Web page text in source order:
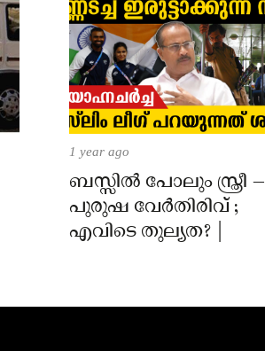
1 year ago
ബസ്സിൽ പോലും സ്ത്രീ –
പുരുഷ വേർതിരിവ് ;
എവിടെ തുല്യത? |